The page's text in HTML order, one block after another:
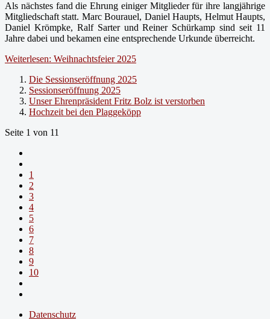
Als nächstes fand die Ehrung einiger Mitglieder für ihre langjährige
Mitgliedschaft statt. Marc Bourauel, Daniel Haupts, Helmut Haupts,
Daniel Krömpke, Ralf Sarter und Reiner Schürkamp sind seit 11
Jahre dabei und bekamen eine entsprechende Urkunde überreicht.
Weiterlesen: Weihnachtsfeier 2025
Die Sessionseröffnung 2025
Sessionseröffnung 2025
Unser Ehrenpräsident Fritz Bolz ist verstorben
Hochzeit bei den Plaggeköpp
Seite 1 von 11
1
2
3
4
5
6
7
8
9
10
Datenschutz